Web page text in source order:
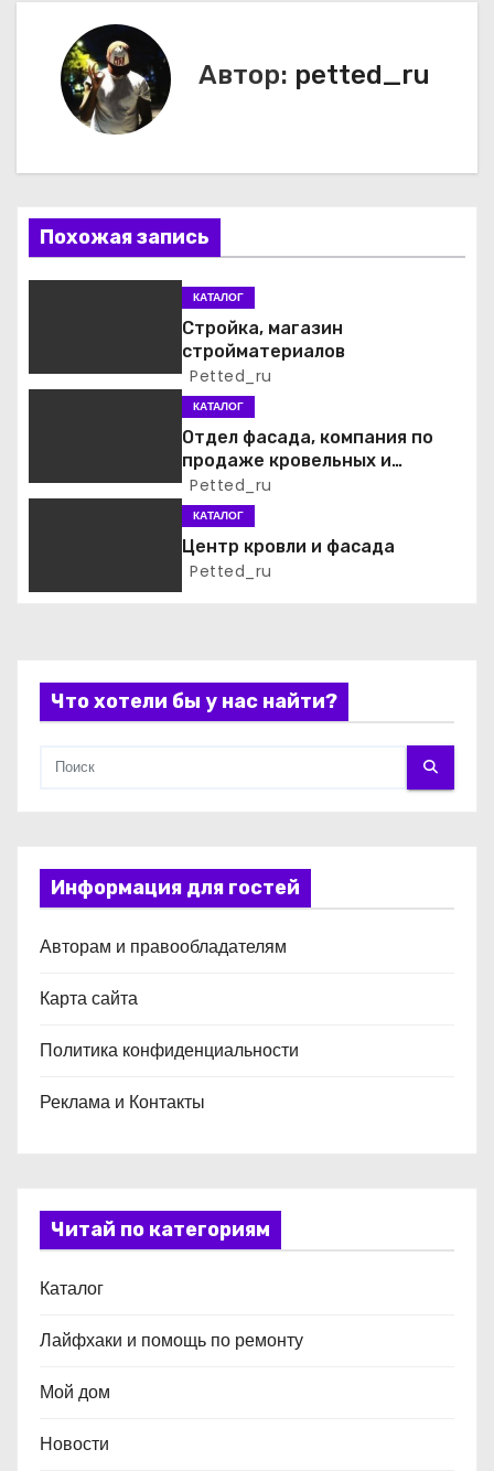
а
ц
и
п
а
и
я
м
Автор: petted_ru
Похожая запись
КАТАЛОГ
Стройка, магазин
стройматериалов
Petted_ru
КАТАЛОГ
Отдел фасада, компания по
продаже кровельных и
фасадных материалов
Petted_ru
КАТАЛОГ
Центр кровли и фасада
Petted_ru
Что хотели бы у нас найти?
Информация для гостей
Авторам и правообладателям
Карта сайта
Политика конфиденциальности
Реклама и Контакты
Читай по категориям
Каталог
Лайфхаки и помощь по ремонту
Мой дом
Новости